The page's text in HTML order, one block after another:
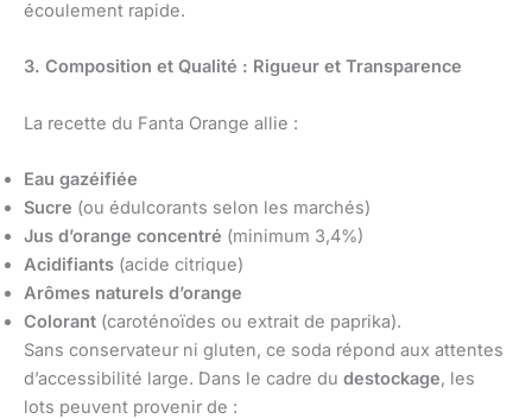
écoulement rapide.
3. Composition et Qualité : Rigueur et Transparence
La recette du Fanta Orange allie :
Eau gazéifiée
Sucre (ou édulcorants selon les marchés)
Jus d’orange concentré (minimum 3,4%)
Acidifiants (acide citrique)
Arômes naturels d’orange
Colorant (caroténoïdes ou extrait de paprika).
Sans conservateur ni gluten, ce soda répond aux attentes
d’accessibilité large. Dans le cadre du destockage, les
lots peuvent provenir de :